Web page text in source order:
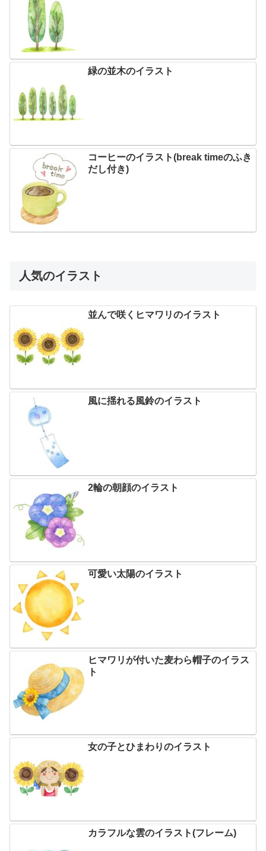
緑の並木のイラスト
コーヒーのイラスト(break timeのふき
だし付き)
人気のイラスト
並んで咲くヒマワリのイラスト
風に揺れる風鈴のイラスト
2輪の朝顔のイラスト
可愛い太陽のイラスト
ヒマワリが付いた麦わら帽子のイラス
ト
女の子とひまわりのイラスト
カラフルな雲のイラスト(フレーム)